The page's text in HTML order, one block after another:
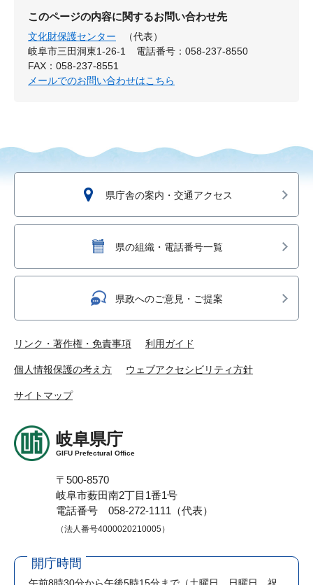
このページの内容に関するお問い合わせ先
文化財保護センター
（代表）
岐阜市三田洞東1-26-1
電話番号：058-237-8550
FAX：058-237-8551
メールでのお問い合わせはこちら
県庁舎の案内・交通アクセス
県の組織・電話番号一覧
県政へのご意見・ご提案
リンク・著作権・免責事項 利用ガイド
個人情報保護の考え方 ウェブアクセシビリティ方針
サイトマップ
岐阜県庁
GIFU Prefectural Office
〒500-8570
岐阜市薮田南2丁目1番1号
電話番号 058-272-1111（代表）
（法人番号4000020210005）
開庁時間